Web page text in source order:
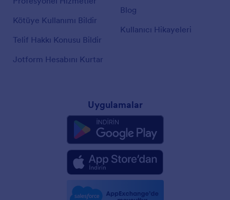
Kötüye Kullanımı Bildir
Telif Hakkı Konusu Bildir
Jotform Hesabını Kurtar
Blog
Kullanıcı Hikayeleri
Uygulamalar